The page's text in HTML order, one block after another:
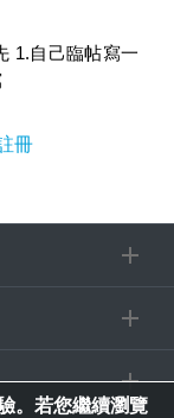
1.自己臨帖寫一
冊
。若您繼續瀏覽